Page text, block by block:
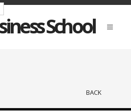
School
BACK